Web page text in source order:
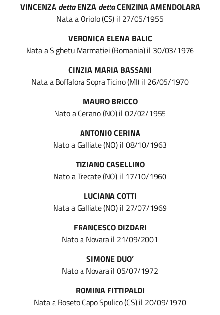
VINCENZA detta ENZA dettaCENZINA AMENDOLARA
Nataa Oriolo(CS) il 27/05/1955
VERONICA ELENA BALIC
NataaSighetu Marmatiei (Romania)il 30/03/1976
CINZIA MARIA BASSANI
NataaBoffalora Sopra Ticino(MI) il 26/05/1970
MAURO BRICCO
NatoaCerano(NO)il 02/02/1955
ANTONIO CERINA
NatoaGalliate(NO) il 08/10/1963
TIZIANO CASELLINO
NatoaTrecate(NO) il 17/10/1960
LUCIANA COTTI
NataaGalliate(NO) il 27/07/1969
FRANCESCO DIZDARI
Natoa Novara il 21/09/2001
SIMONE DUO’
Natoa Novara il 05/07/1972
ROMINA FITTIPALDI
NataaRoseto Capo Spulico(CS) il 20/09/1970